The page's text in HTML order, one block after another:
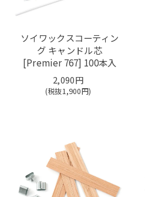
ソイワックスコーティン
グ キャンドル芯
[Premier 767] 100本入
2,090円
(税抜1,900円)